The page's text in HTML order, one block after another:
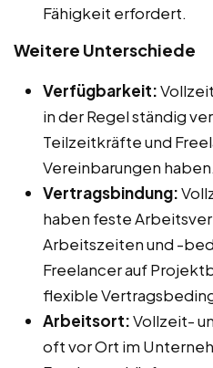
Fähigkeit erfordert.
Weitere Unterschiede
Verfügbarkeit:
in der Regel ständig
Teilzeitkräfte und
Vereinbarungen haben.
Vertragsbindung:
haben feste
Arbeitszeiten und -
Freelancer auf
flexible
Arbeitsort:Vollzeit-
oft vor Ort im